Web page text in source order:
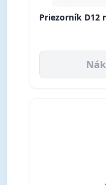
Priezorník D12